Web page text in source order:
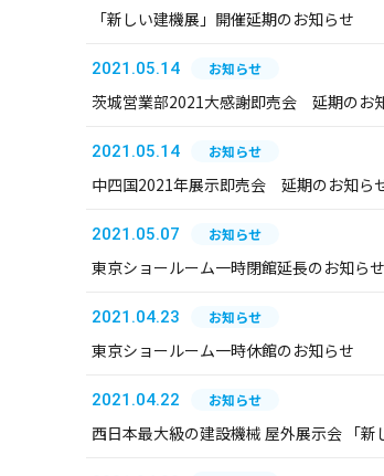
「新しい建機展」開催延期のお知らせ
2021.05.14 お知らせ
茨城営業部2021大感謝即売会 延期のお
2021.05.14 お知らせ
中四国2021年展示即売会 延期のお知ら
2021.05.07 お知らせ
東京ショールーム一時閉館延長のお知らせ
2021.04.23 お知らせ
東京ショールーム一時休館のお知らせ
2021.04.22 お知らせ
西日本最大級の建設機械 屋外展示会 「新